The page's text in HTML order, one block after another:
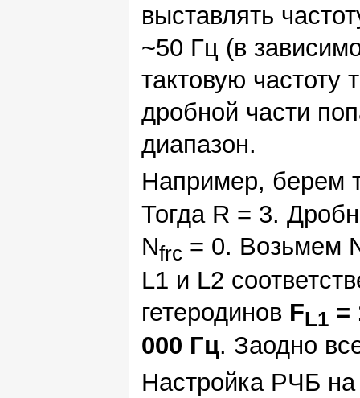
выставлять
~50 Гц (в
тактовую частоту
дробной части
диапазон.
Например, берем
Тогда R = 3.
Nfrc = 0. Возьмем
L1 и L2
гетеродинов FL1 =
000 Гц. Заодно
Настройка РЧБ на